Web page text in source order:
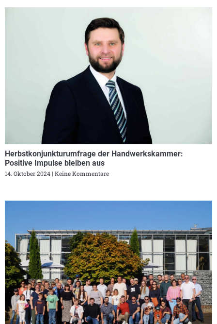
Herbstkonjunkturumfrage der Handwerkskammer:
Positive Impulse bleiben aus
14. Oktober 2024 Keine Kommentare